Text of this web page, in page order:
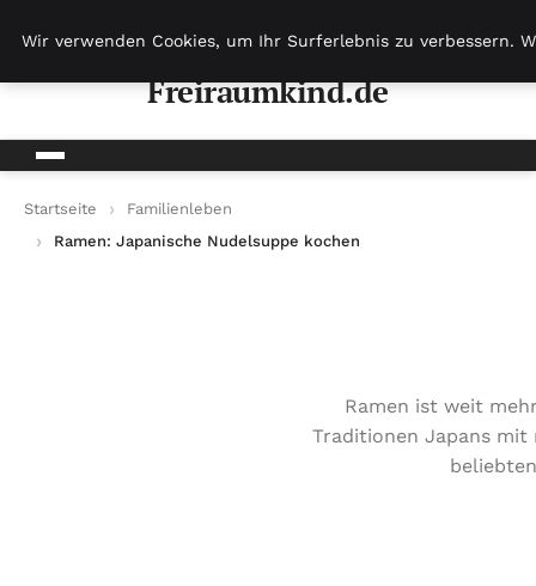
Freiraumkind.de
Startseite
Familienleben
Ramen: Japanische Nudelsuppe kochen
Ramen ist weit
Traditionen Japans mit
Wir verwenden Cookies, um Ihr Surferlebnis zu